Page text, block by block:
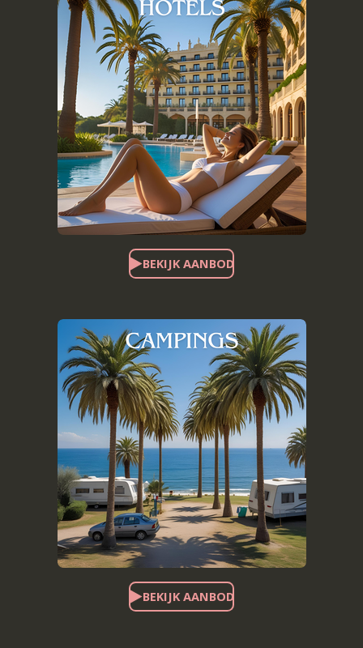
BEKIJK AANBOD
BEKIJK AANBOD